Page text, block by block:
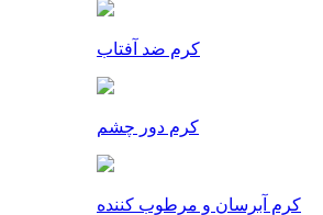
کرم ضد آفتاب
کرم دور چشم
کرم آبرسان و مرطوب کننده